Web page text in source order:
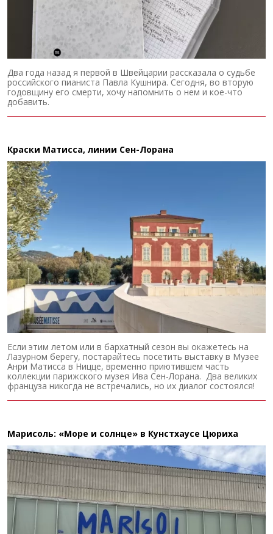
Два года назад я первой в Швейцарии рассказала о судьбе
российского пианиста Павла Кушнира. Сегодня, во вторую
годовщину его смерти, хочу напомнить о нем и кое-что
добавить.
Краски Матисса, линии Сен-Лорана
Если этим летом или в бархатный сезон вы окажетесь на
Лазурном берегу, постарайтесь посетить выставку в Музее
Анри Матисса в Ницце, временно приютившем часть
коллекции парижского музея Ива Сен-Лорана. Два великих
француза никогда не встречались, но их диалог состоялся!
Марисоль: «Море и солнце» в Кунстхаусе Цюриха